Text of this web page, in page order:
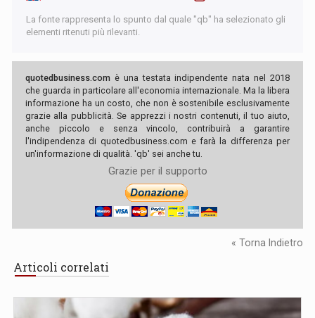
La fonte rappresenta lo spunto dal quale "qb" ha selezionato gli
elementi ritenuti più rilevanti.
quotedbusiness.com è una testata indipendente nata nel 2018
che guarda in particolare all'economia internazionale. Ma la libera
informazione ha un costo, che non è sostenibile esclusivamente
grazie alla pubblicità. Se apprezzi i nostri contenuti, il tuo aiuto,
anche piccolo e senza vincolo, contribuirà a garantire
l'indipendenza di quotedbusiness.com e farà la differenza per
un'informazione di qualità. 'qb' sei anche tu.
Grazie per il supporto
« Torna Indietro
Articoli correlati